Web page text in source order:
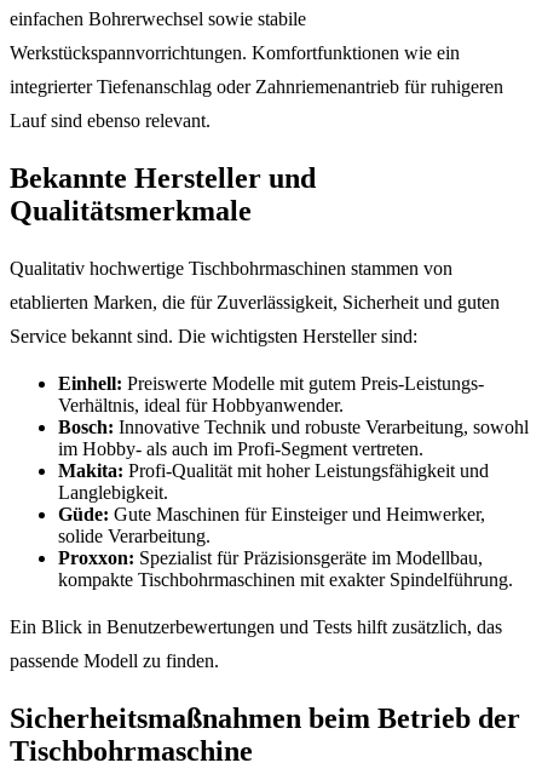
einfachen Bohrerwechsel sowie stabile
Werkstückspannvorrichtungen. Komfortfunktionen wie ein
integrierter Tiefenanschlag oder Zahnriemenantrieb für ruhigeren
Lauf sind ebenso relevant.
Bekannte Hersteller und
Qualitätsmerkmale
Qualitativ hochwertige Tischbohrmaschinen stammen von
etablierten Marken, die für Zuverlässigkeit, Sicherheit und guten
Service bekannt sind. Die wichtigsten Hersteller sind:
Einhell: Preiswerte Modelle mit gutem Preis-Leistungs-
Verhältnis, ideal für Hobbyanwender.
Bosch: Innovative Technik und robuste Verarbeitung, sowohl
im Hobby- als auch im Profi-Segment vertreten.
Makita: Profi-Qualität mit hoher Leistungsfähigkeit und
Langlebigkeit.
Güde: Gute Maschinen für Einsteiger und Heimwerker,
solide Verarbeitung.
Proxxon: Spezialist für Präzisionsgeräte im Modellbau,
kompakte Tischbohrmaschinen mit exakter Spindelführung.
Ein Blick in Benutzerbewertungen und Tests hilft zusätzlich, das
passende Modell zu finden.
Sicherheitsmaßnahmen beim Betrieb der
Tischbohrmaschine